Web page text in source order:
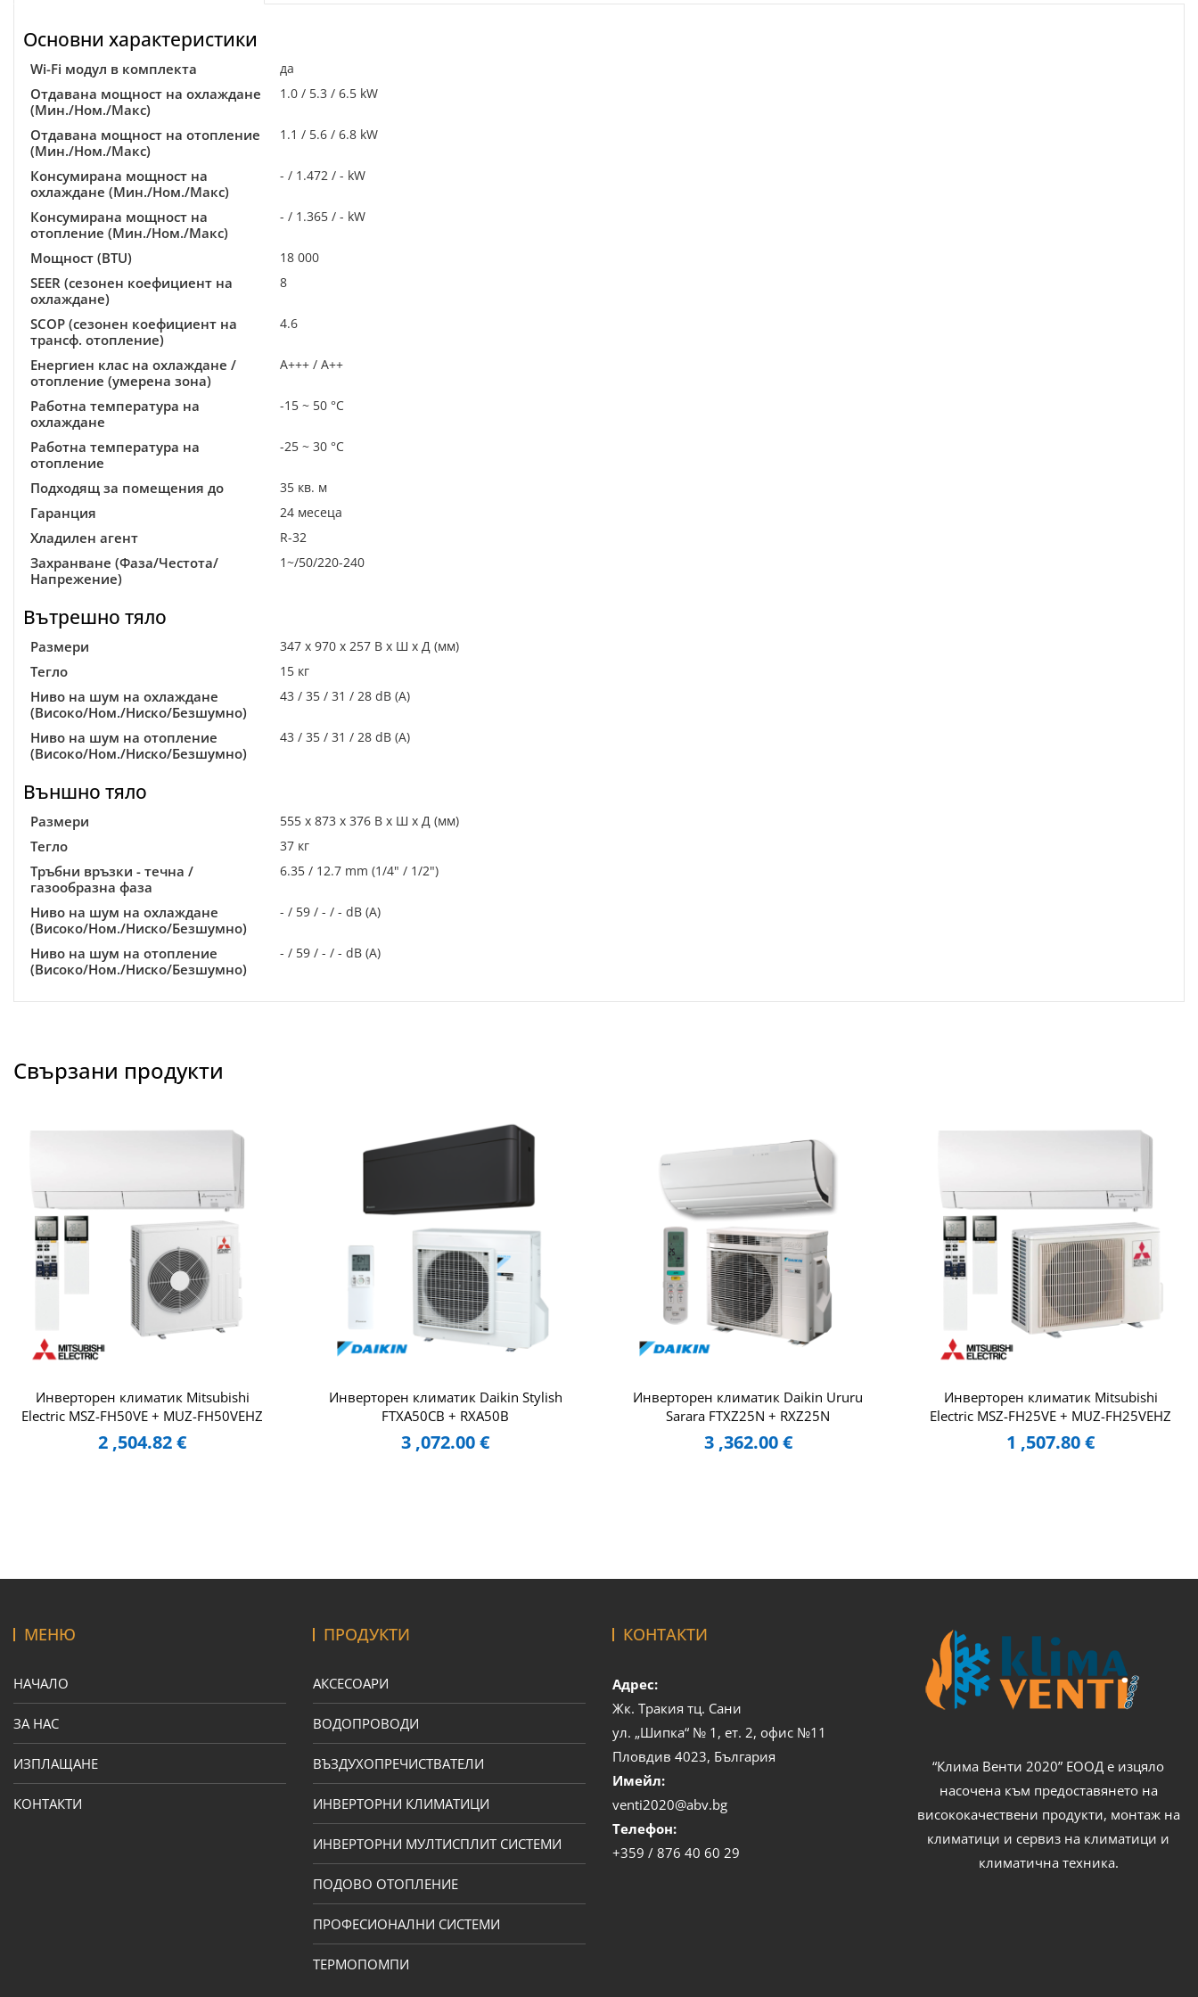
Основни характеристики
Wi-Fi модул в комплекта да
Отдавана мощност на охлаждане
(Мин./Ном./Макс)
1.0 / 5.3 / 6.5 kW
Отдавана мощност на отопление
(Мин./Ном./Макс)
1.1 / 5.6 / 6.8 kW
Консумирана мощност на
охлаждане (Мин./Ном./Макс)
- / 1.472 / - kW
Консумирана мощност на
отопление (Мин./Ном./Макс)
- / 1.365 / - kW
Мощност (BTU) 18 000
SEER (сезонен коефициент на
охлаждане)
8
SCOP (сезонен коефициент на
трансф. отопление)
4.6
Енергиен клас на охлаждане /
отопление (умерена зона)
A+++ / A++
Работна температура на
охлаждане
-15 ~ 50 °C
Работна температура на
отопление
-25 ~ 30 °C
Подходящ за помещения до 35 кв. м
Гаранция 24 месеца
Хладилен агент R-32
Захранване (Фаза/Честота/
Напрежение)
1~/50/220-240
Вътрешно тяло
Размери 347 x 970 x 257 В x Ш x Д (мм)
Тегло 15 кг
Ниво на шум на охлаждане
(Високо/Ном./Ниско/Безшумно)
43 / 35 / 31 / 28 dB (A)
Ниво на шум на отопление
(Високо/Ном./Ниско/Безшумно)
43 / 35 / 31 / 28 dB (A)
Външно тяло
Размери 555 x 873 x 376 В x Ш x Д (мм)
Тегло 37 кг
Тръбни връзки - течна /
газообразна фаза
6.35 / 12.7 mm (1/4" / 1/2")
Ниво на шум на охлаждане
(Високо/Ном./Ниско/Безшумно)
- / 59 / - / - dB (A)
Ниво на шум на отопление
(Високо/Ном./Ниско/Безшумно)
- / 59 / - / - dB (A)
Свързани продукти
Инверторен климатик Mitsubishi
Electric MSZ-FH50VE + MUZ-FH50VEHZ
2 ,504.82€
Инверторен климатик Daikin Stylish
FTXA50CB + RXA50B
3 ,072.00€
Инверторен климатик Daikin Ururu
Sarara FTXZ25N + RXZ25N
3 ,362.00€
Инверторен климатик Mitsubishi
Electric MSZ-FH25VE + MUZ-FH25VEHZ
1 ,507.80€
МЕНЮ
НАЧАЛО
ЗА НАС
ИЗПЛАЩАНЕ
КОНТАКТИ
ПРОДУКТИ
АКСЕСОАРИ
ВОДОПРОВОДИ
ВЪЗДУХОПРЕЧИСТВАТЕЛИ
ИНВЕРТОРНИ КЛИМАТИЦИ
ИНВЕРТОРНИ МУЛТИСПЛИТ СИСТЕМИ
ПОДОВО ОТОПЛЕНИЕ
ПРОФЕСИОНАЛНИ СИСТЕМИ
ТЕРМОПОМПИ
КОНТАКТИ
Адрес:
Жк. Тракия тц. Сани
ул. „Шипка“ № 1, ет. 2, офис №11
Пловдив 4023, България
Имейл:
venti2020@abv.bg
Телефон:
+359 / 876 40 60 29
“Клима Венти 2020” ЕООД е изцяло
насочена към предоставянето на
висококачествени продукти, монтаж на
климатици и сервиз на климатици и
климатична техника.